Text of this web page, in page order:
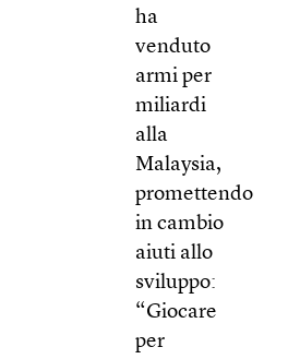
ha
venduto
armi per
miliardi
alla
Malaysia,
promettendo
in cambio
aiuti allo
sviluppo:
“Giocare
per